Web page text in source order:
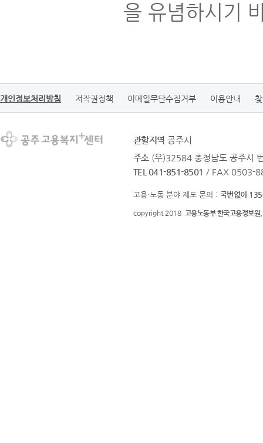
을 유념하시기
개인정보처리방침 저작권정책 이메일무단수집거부 이용안내
관할지역 공주시
주소 (우)32584 충청남도 공주시
TEL 041-851-8501 / FAX 0503-
고용·노동 분야 제도 문의 : 국번없이
copyright 2018 고용노동부 한국고용정보원.